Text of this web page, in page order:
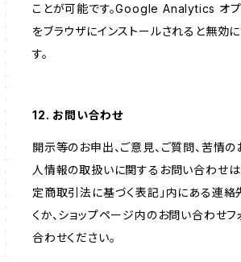
ことが可能です。Google Analytics オプ
をブラウザにインストールされると無効
す。
12. お問い合わせ
開示等のお申出、ご意見、ご質問、苦情
人情報の取扱いに関するお問い合わせは
定商取引法に基づく表記」内にある連絡
くか、ショップページ内のお問い合わせ
合わせください。